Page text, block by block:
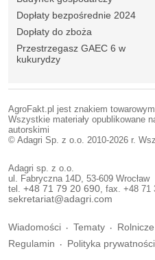
Dopłaty bezpośrednie 2024
Dopłaty do zboża
Przestrzegasz GAEC 6 w
kukurydzy
AgroFakt.pl jest znakiem towarowym
Wszystkie materiały opublikowane
autorskimi
© Adagri Sp. z o.o. 2010-2026 r.
Adagri sp. z o.o.
ul. Fabryczna 14D, 53-609 Wrocław
tel. +48 71 79 20 690 , fax. +48 71
sekretariat@adagri.com
Wiadomości Tematy
Regulamin
Polityka prywatności